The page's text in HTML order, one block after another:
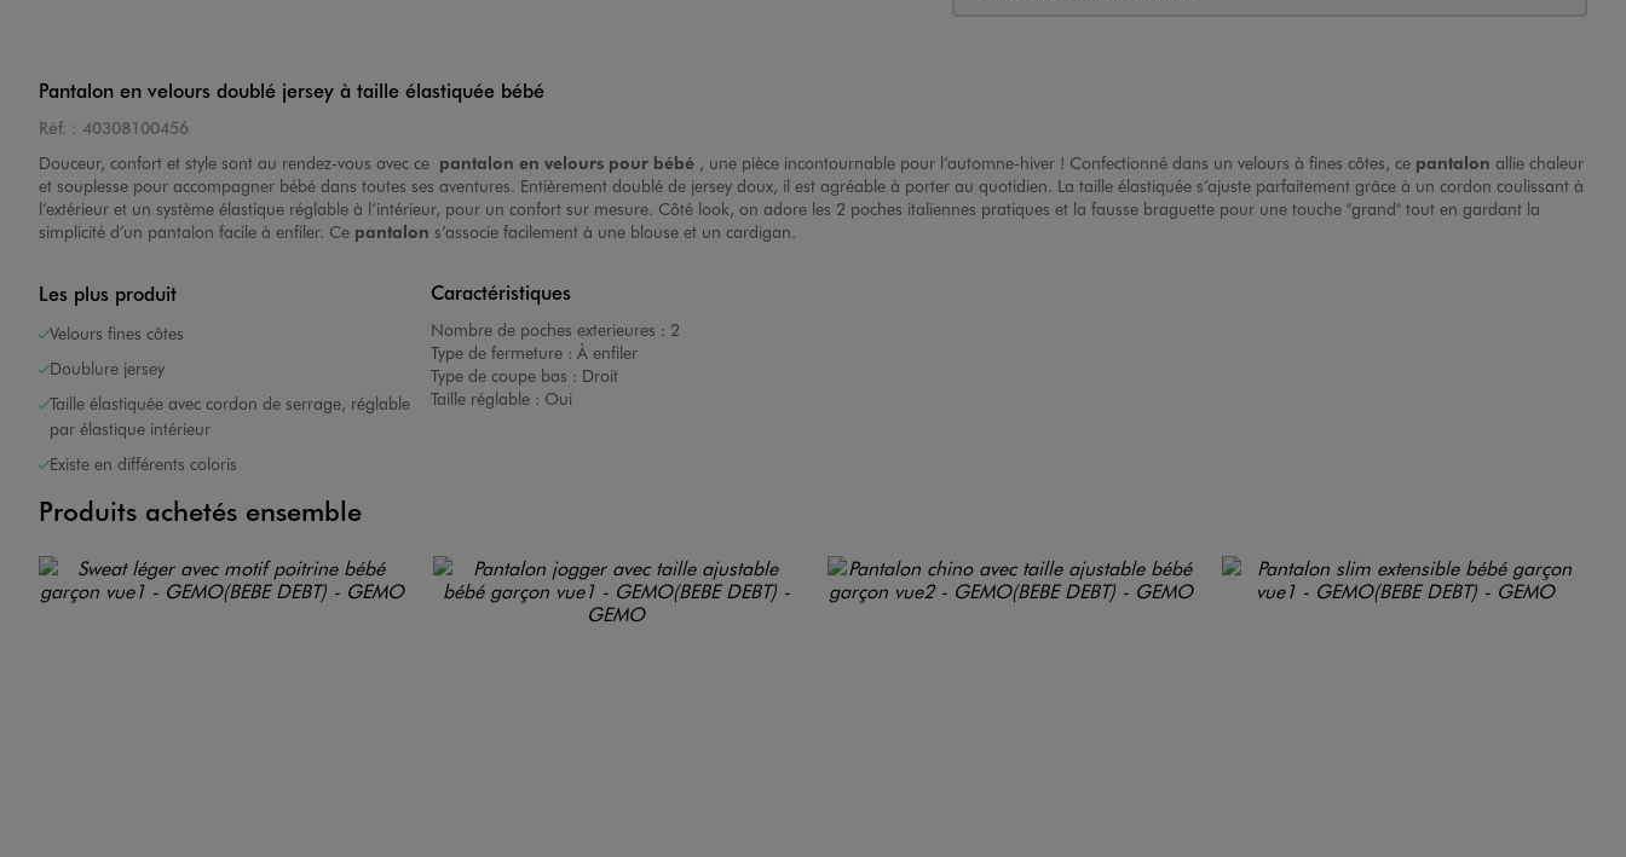
Pantalon en velours doublé jersey à taille élastiquée bébé
Réf. : 40308100456
Douceur, confort et style sont au rendez-vous avec ce pantalon en velours pour bébé , une pièce incontournable pour l’automne-hiver ! Confectionné dans un velours à fines côtes, ce pantalon allie chaleur
et souplesse pour accompagner bébé dans toutes ses aventures. Entièrement doublé de jersey doux, il est agréable à porter au quotidien. La taille élastiquée s’ajuste parfaitement grâce à un cordon coulissant à
l’extérieur et un système élastique réglable à l’intérieur, pour un confort sur mesure. Côté look, on adore les 2 poches italiennes pratiques et la fausse braguette pour une touche "grand" tout en gardant la
simplicité d’un pantalon facile à enfiler. Ce pantalon s’associe facilement à une blouse et un cardigan.
Les plus produit
Velours fines côtes
Doublure jersey
Taille élastiquée avec cordon de serrage, réglable
par élastique intérieur
Existe en différents coloris
Caractéristiques
Nombre de poches exterieures : 2
Type de fermeture : À enfiler
Type de coupe bas : Droit
Taille réglable : Oui
Produits achetés ensemble